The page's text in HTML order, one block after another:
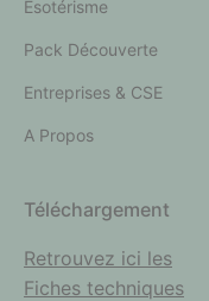
Esotérisme
Pack Découverte
Entreprises & CSE
A Propos
Téléchargement
Retrouvez ici les
Fiches techniques